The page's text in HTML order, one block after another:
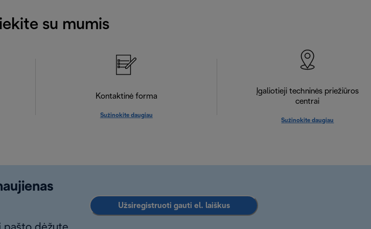
su mumis
Kontaktinė forma
Sužinokite daugiau
Įgaliotieji techninės priežiūros
centrai
Sužinokite daugiau
Užsiregistruoti gauti el. laiškus